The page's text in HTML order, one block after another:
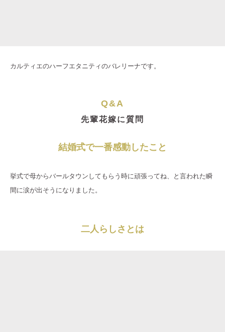
カルティエのハーフエタニティのバレリーナです。
Q&A
先輩花嫁に質問
結婚式で一番感動したこと
挙式で母からバールタウンしてもらう時に頑張ってね、と言われた瞬
間に涙が出そうになりました。
二人らしさとは